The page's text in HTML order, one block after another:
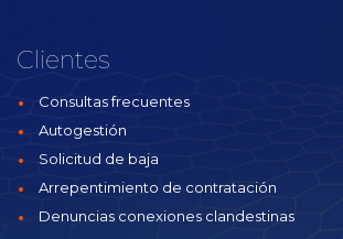
Clientes
Consultas frecuentes
Autogestión
Solicitud de baja
Arrepentimiento de contratación
Denuncias conexiones clandestinas